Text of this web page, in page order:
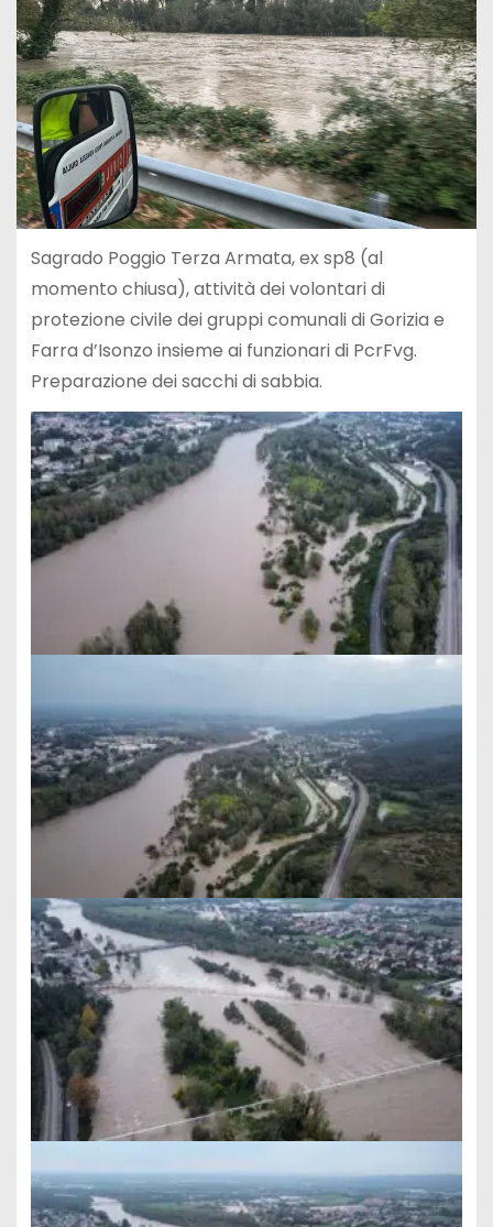
Sagrado Poggio Terza Armata, ex sp8 (al
momento chiusa), attività dei volontari di
protezione civile dei gruppi comunali di Gorizia e
Farra d’Isonzo insieme ai funzionari di PcrFvg.
Preparazione dei sacchi di sabbia.